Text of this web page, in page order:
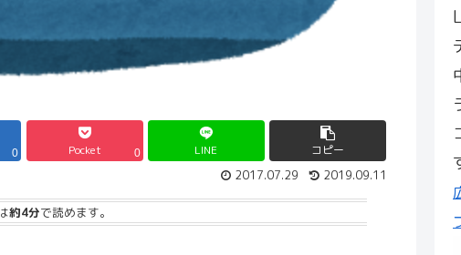
0 Pocket 0 LINE コピー
2019.09.11
2017.07.29
約4分で読めます。